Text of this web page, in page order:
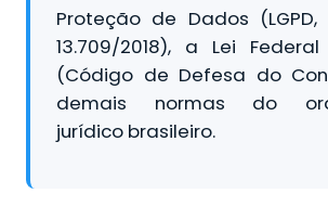
Proteção de Dados (LGPD,
13.709/2018), a Lei Federal
(Código de Defesa do
demais normas do
jurídico brasileiro.